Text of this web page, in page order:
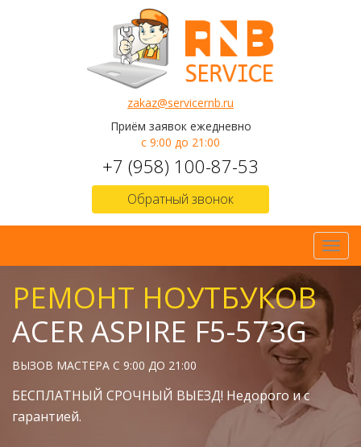
zakaz@servicernb.ru
Приём заявок ежедневно
с 9:00 до 21:00
+7 (958) 100-87-53
Обратный звонок
РЕМОНТ НОУТБУКОВ
ACER ASPIRE F5-573G
ВЫЗОВ МАСТЕРА С 9:00 ДО 21:00
БЕСПЛАТНЫЙ СРОЧНЫЙ ВЫЕЗД! Недорого и с
гарантией.